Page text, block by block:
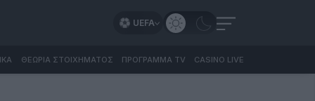
UEFA
ΘΕΩΡΙΑ ΣΤΟΙΧΗΜΑΤΟΣ ΠΡΟΓΡΑΜΜΑ TV CASINO LIVE